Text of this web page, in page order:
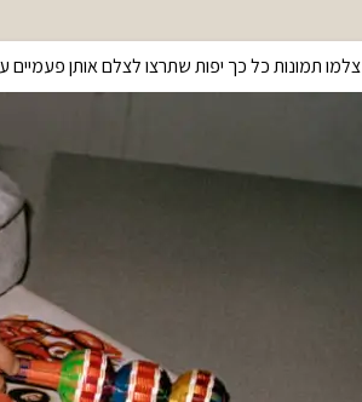
צלמו תמונות כל כך יפות שתרצו לצלם אותן